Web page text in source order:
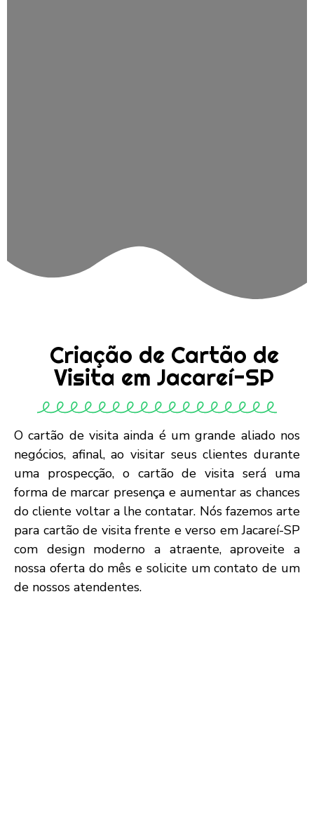
Criação de Cartão de
Visita em Jacareí-SP
O cartão de visita ainda é um grande aliado nos
negócios, afinal, ao visitar seus clientes durante
uma prospecção, o cartão de visita será uma
forma de marcar presença e aumentar as chances
do cliente voltar a lhe contatar. Nós fazemos arte
para cartão de visita frente e verso em Jacareí-SP
com design moderno a atraente, aproveite a
nossa oferta do mês e solicite um contato de um
de nossos atendentes.